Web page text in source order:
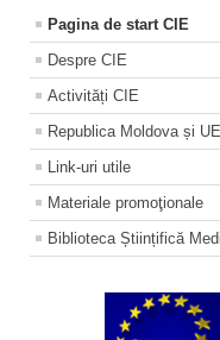
Pagina de start CIE
Despre CIE
Activități CIE
Republica Moldova și UE
Link-uri utile
Materiale promoţionale
Biblioteca Științifică